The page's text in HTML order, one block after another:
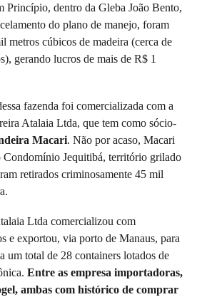
Princípio, dentro da Gleba João Bento,
do plano de manejo, foram
metros cúbicos de madeira (cerca de
gerando lucros de mais de R$ 1
fazenda foi comercializada com a
Atalaia Ltda, que tem como sócio-
Macari. Não por acaso, Macari
Jequitibá, território grilado
retirados criminosamente 45 mil
Ltda comercializou com
e exportou, via porto de Manaus, para
um total de 28 containers lotados de
Entre as empresa importadoras,
ambas com histórico de comprar